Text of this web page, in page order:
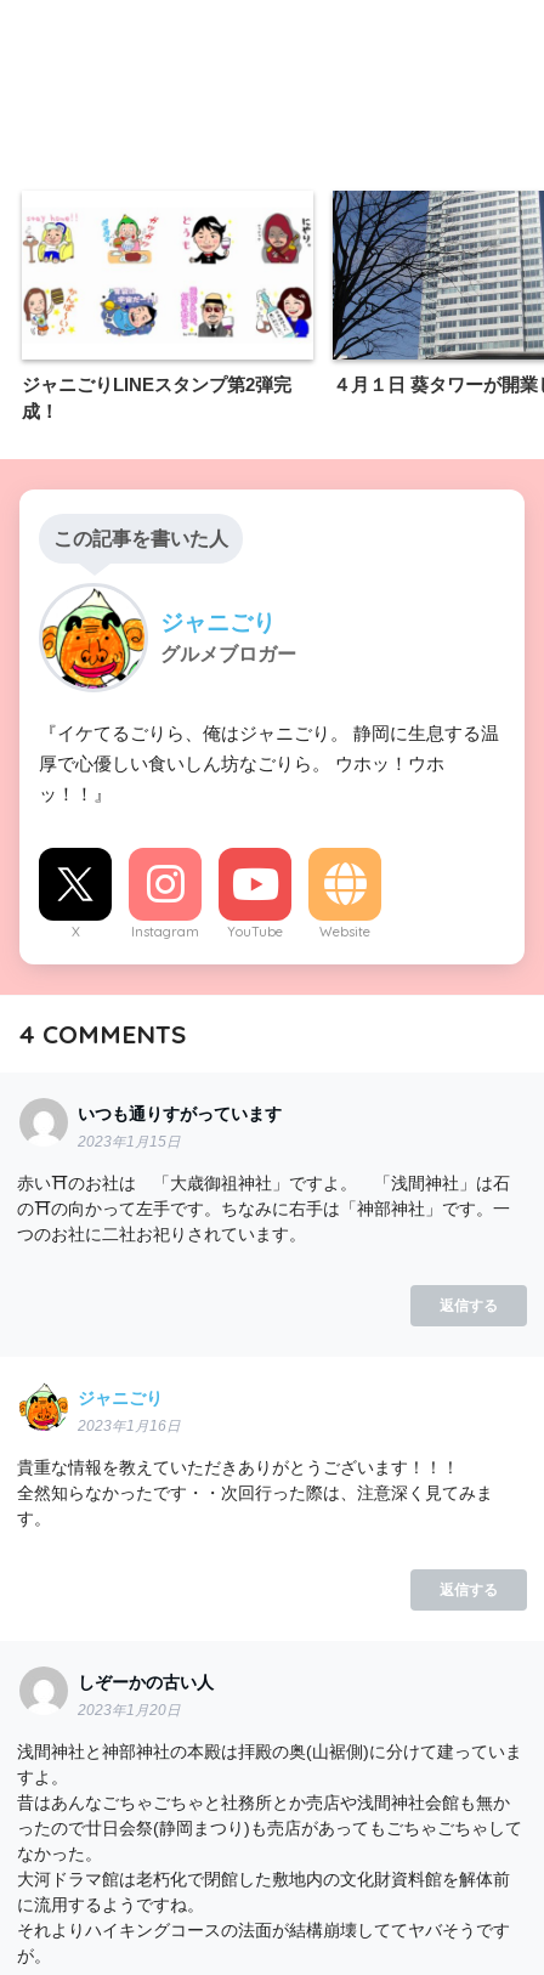
ジャニごりLINEスタンプ第2弾完
成！
４月１日 葵タワーが開業
この記事を書いた人
ジャニごり
グルメブロガー
『イケてるごりら、俺はジャニごり。 静岡に生息する温
厚で心優しい食いしん坊なごりら。 ウホッ！ウホ
ッ！！』
X Instagram YouTube Website
4 COMMENTS
いつも通りすがっています
2023年1月15日
赤い⛩のお社は 「大歳御祖神社」ですよ。 「浅間神社」は石
の⛩の向かって左手です。ちなみに右手は「神部神社」です。一
つのお社に二社お祀りされています。
返信する
ジャニごり
2023年1月16日
貴重な情報を教えていただきありがとうございます！！！
全然知らなかったです・・次回行った際は、注意深く見てみま
す。
返信する
しぞーかの古い人
2023年1月20日
浅間神社と神部神社の本殿は拝殿の奥(山裾側)に分けて建っていま
すよ。
昔はあんなごちゃごちゃと社務所とか売店や浅間神社会館も無か
ったので廿日会祭(静岡まつり)も売店があってもごちゃごちゃして
なかった。
大河ドラマ館は老朽化で閉館した敷地内の文化財資料館を解体前
に流用するようですね。
それよりハイキングコースの法面が結構崩壊しててヤバそうです
が。